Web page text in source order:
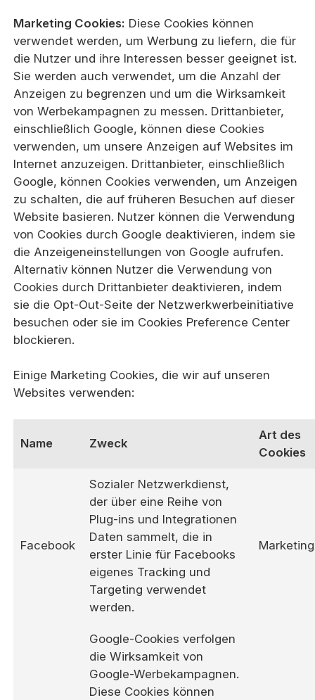
Marketing Cookies: Diese Cookies können
verwendet werden, um Werbung zu liefern, die für
die Nutzer und ihre Interessen besser geeignet ist.
Sie werden auch verwendet, um die Anzahl der
Anzeigen zu begrenzen und um die Wirksamkeit
von Werbekampagnen zu messen. Drittanbieter,
einschließlich Google, können diese Cookies
verwenden, um unsere Anzeigen auf Websites im
Internet anzuzeigen. Drittanbieter, einschließlich
Google, können Cookies verwenden, um Anzeigen
zu schalten, die auf früheren Besuchen auf dieser
Website basieren. Nutzer können die Verwendung
von Cookies durch Google deaktivieren, indem sie
die Anzeigeneinstellungen von Google aufrufen.
Alternativ können Nutzer die Verwendung von
Cookies durch Drittanbieter deaktivieren, indem
sie die Opt-Out-Seite der Netzwerkwerbeinitiative
besuchen oder sie im Cookies Preference Center
blockieren.
Einige Marketing Cookies, die wir auf unseren
Websites verwenden:
Name Zweck
Art des
Cookies
Facebook
Sozialer Netzwerkdienst,
der über eine Reihe von
Plug-ins und Integrationen
Daten sammelt, die in
erster Linie für Facebooks
eigenes Tracking und
Targeting verwendet
werden.
Marketing
Google-Cookies verfolgen
die Wirksamkeit von
Google-Werbekampagnen.
Diese Cookies können